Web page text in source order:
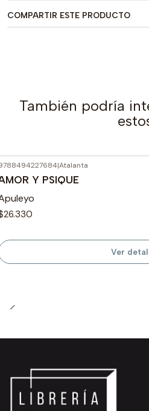
COMPARTIR ESTE PRODUCTO
También podría
Agotado |Atalanta
Y PSIQUE
Ver